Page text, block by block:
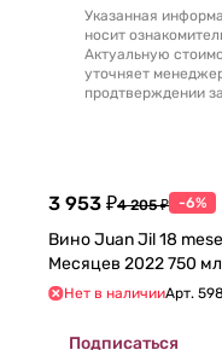
Указанная
носит
Актуальную
уточняет
продтверждении
3 953 ₽4 205 ₽ -6%
Вино Juan Jil 18 meses Хуан Хиль 18
Месяцев 2022 750 мл
Нет в наличииАрт.
Подписаться